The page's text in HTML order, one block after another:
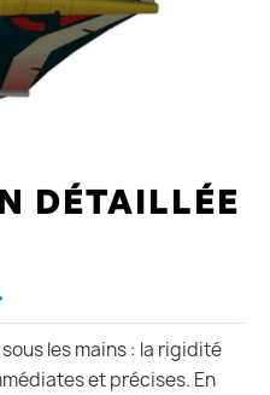
DÉTAILLÉE
les mains : la rigidité
et précises. En